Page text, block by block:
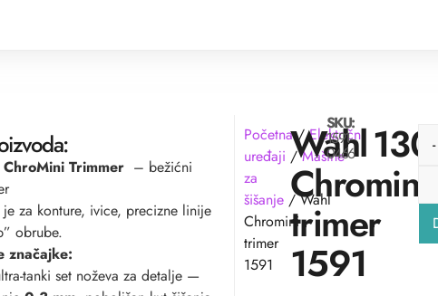
Trimmer – bežićni
je za konture, ivice, precizne linije
obrube.
značajke:
tanki set noževa za detalje —
Početna/Električni
uređaji /Mašine
za
šišanje / Wahl
Chromini
trimer
1591
Wahl
Chromini
trimer
1591
SKU:
1591-
0466 -